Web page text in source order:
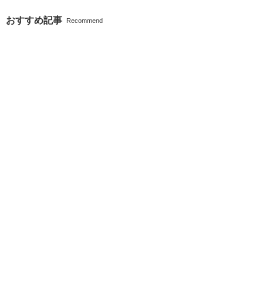
おすすめ記事 Recommend